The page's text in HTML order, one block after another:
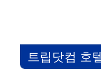
트립닷컴 호